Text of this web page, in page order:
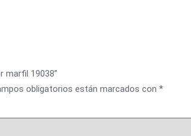
marfil 19038”
obligatorios están marcados con *